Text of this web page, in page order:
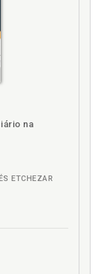
na
ETCHEZAR